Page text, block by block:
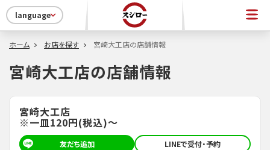
language
ホーム お店を探す 宮崎大工店の店舗情報
宮崎大工店の店舗情報
宮崎大工店
※一皿120円(税込)～
友だち追加 LINEで受付・予約